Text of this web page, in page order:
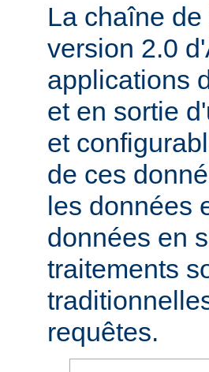
La chaîne
version 2.0
applications
et en sortie
et
de ces
les données
données en
traitements
requêtes.